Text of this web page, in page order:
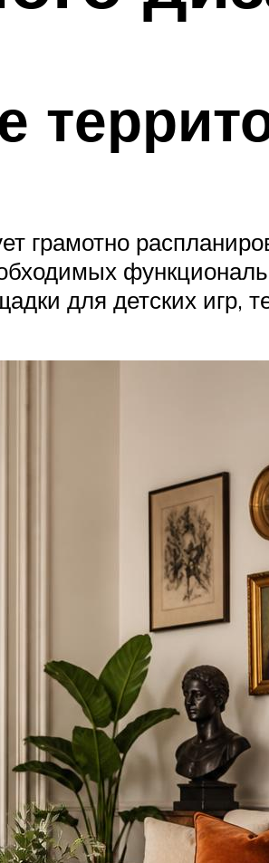
грамотно
для детских игр,